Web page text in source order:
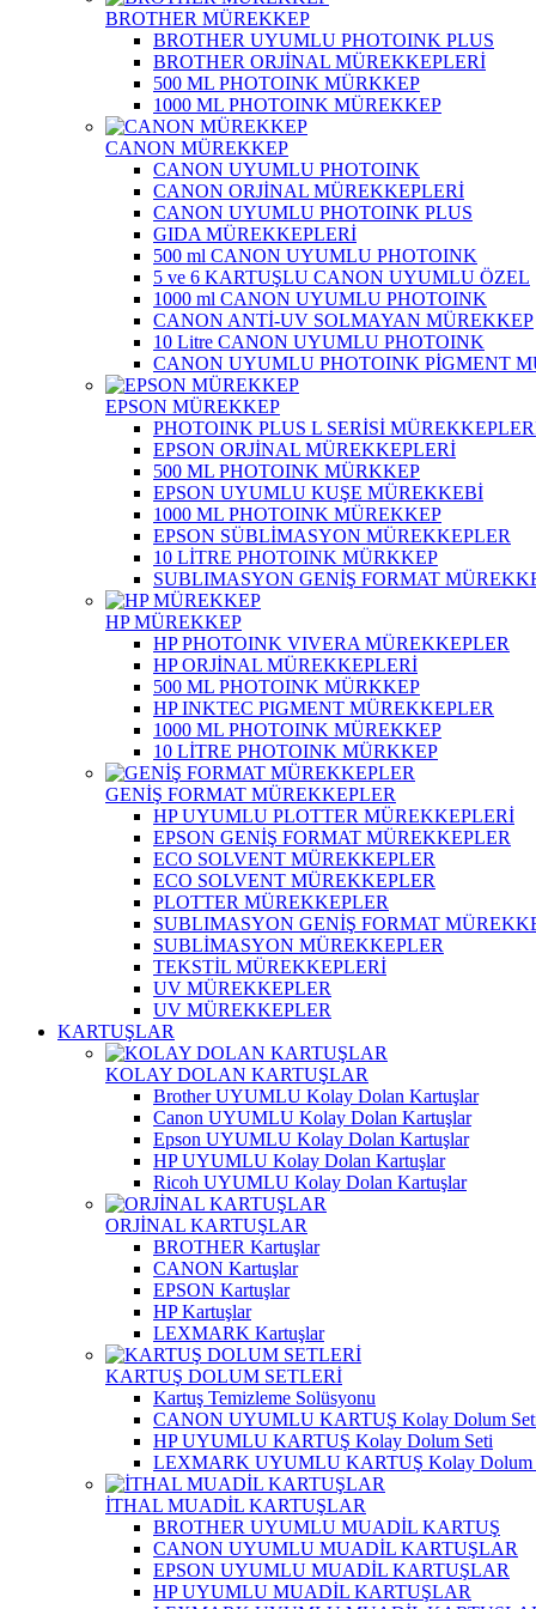
BROTHER MÜREKKEP
BROTHER UYUMLU PHOTOINK PLUS
BROTHER ORJİNAL MÜREKKEPLERİ
500 ML PHOTOINK MÜRKKEP
1000 ML PHOTOINK MÜREKKEP
CANON MÜREKKEP
CANON UYUMLU PHOTOINK
CANON ORJİNAL MÜREKKEPLERİ
CANON UYUMLU PHOTOINK PLUS
GIDA MÜREKKEPLERİ
500 ml CANON UYUMLU PHOTOINK
5 ve 6 KARTUŞLU CANON UYUMLU ÖZEL
1000 ml CANON UYUMLU PHOTOINK
CANON ANTİ-UV SOLMAYAN MÜREKKEP
10 Litre CANON UYUMLU PHOTOINK
CANON UYUMLU PHOTOINK PİGMENT
EPSON MÜREKKEP
PHOTOINK PLUS L SERİSİ
EPSON ORJİNAL MÜREKKEPLERİ
500 ML PHOTOINK MÜRKKEP
EPSON UYUMLU KUŞE MÜREKKEBİ
1000 ML PHOTOINK MÜREKKEP
EPSON SÜBLİMASYON MÜREKKEPLER
10 LİTRE PHOTOINK MÜRKKEP
SUBLIMASYON GENİŞ FORMAT
HP MÜREKKEP
HP PHOTOINK VIVERA MÜREKKEPLER
HP ORJİNAL MÜREKKEPLERİ
500 ML PHOTOINK MÜRKKEP
HP INKTEC PIGMENT MÜREKKEPLER
1000 ML PHOTOINK MÜREKKEP
10 LİTRE PHOTOINK MÜRKKEP
GENİŞ FORMAT MÜREKKEPLER
HP UYUMLU PLOTTER MÜREKKEPLERİ
EPSON GENİŞ FORMAT MÜREKKEPLER
ECO SOLVENT MÜREKKEPLER
ECO SOLVENT MÜREKKEPLER
PLOTTER MÜREKKEPLER
SUBLIMASYON GENİŞ FORMAT
SUBLİMASYON MÜREKKEPLER
TEKSTİL MÜREKKEPLERİ
UV MÜREKKEPLER
UV MÜREKKEPLER
KARTUŞLAR
KOLAY DOLAN KARTUŞLAR
Brother UYUMLU Kolay Dolan Kartuşlar
Canon UYUMLU Kolay Dolan Kartuşlar
Epson UYUMLU Kolay Dolan Kartuşlar
HP UYUMLU Kolay Dolan Kartuşlar
Ricoh UYUMLU Kolay Dolan Kartuşlar
ORJİNAL KARTUŞLAR
BROTHER Kartuşlar
CANON Kartuşlar
EPSON Kartuşlar
HP Kartuşlar
LEXMARK Kartuşlar
KARTUŞ DOLUM SETLERİ
Kartuş Temizleme Solüsyonu
CANON UYUMLU KARTUŞ Kolay Dolum
HP UYUMLU KARTUŞ Kolay Dolum Seti
LEXMARK UYUMLU KARTUŞ Kolay Dolum
İTHAL MUADİL KARTUŞLAR
BROTHER UYUMLU MUADİL KARTUŞ
CANON UYUMLU MUADİL KARTUŞLAR
EPSON UYUMLU MUADİL KARTUŞLAR
HP UYUMLU MUADİL KARTUŞLAR